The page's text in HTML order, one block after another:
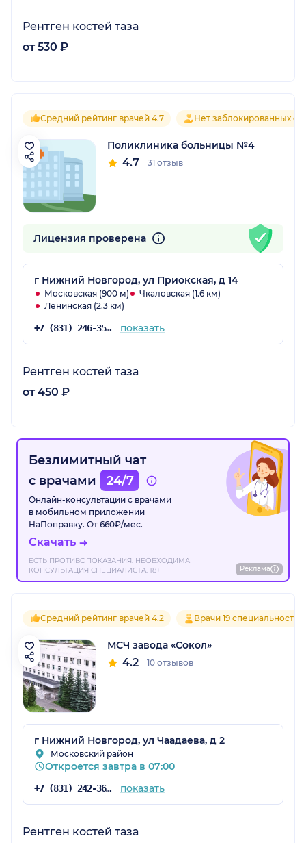
Рентген костей таза
от 530 ₽
Средний рейтинг врачей 4.7 Нет заблокированных
Поликлиника больницы №4
4.7 31 отзыв
Лицензия проверена
г Нижний Новгород, ул Приокская, д 14
Московская (900 м)
Чкаловская (1.6 км)
Ленинская (2.3 км)
+7 (831) 246-35-89 показать
Рентген костей таза
от 450 ₽
Безлимитный чат
с врачами
24/7
Онлайн-консультации с врачами
в мобильном приложении
НаПоправку. От 660₽/мес.
Скачать
ЕСТЬ ПРОТИВОПОКАЗАНИЯ. НЕОБХОДИМА
КОНСУЛЬТАЦИЯ СПЕЦИАЛИСТА. 18+
Реклама
Средний рейтинг врачей 4.2 Врачи 19 специальностей
МСЧ завода «Сокол»
4.2 10 отзывов
г Нижний Новгород, ул Чаадаева, д 2
Московский район
Откроется завтра в 07:00
+7 (831) 242-36-20 показать
Рентген костей таза